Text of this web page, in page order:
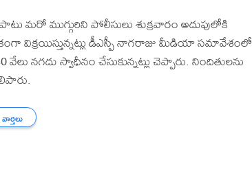
మరో ముగ్గురిని పోలీసులు శుక్రవారం అదుపులోకి
విక్రయిస్తున్నట్లు డీఎస్పీ నాగరాజు మీడియా సమావేశంలో
నగదు స్వాధీనం చేసుకున్నట్లు చెప్పారు. నిందితులను